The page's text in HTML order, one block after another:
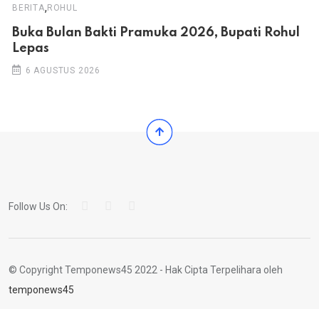
BERITA,ROHUL
Buka Bulan Bakti Pramuka 2026, Bupati Rohul
Lepas
6 AGUSTUS 2026
Follow Us On:
© Copyright Temponews45 2022 - Hak Cipta Terpelihara oleh
temponews45